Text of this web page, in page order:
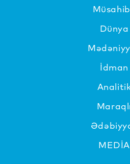
Dünya
İdman
Maraqlı
MEDİA